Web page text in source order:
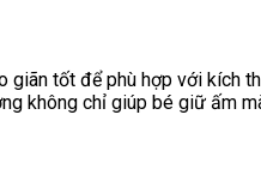
tốt để phù hợp với kích
không chỉ giúp bé giữ ấm